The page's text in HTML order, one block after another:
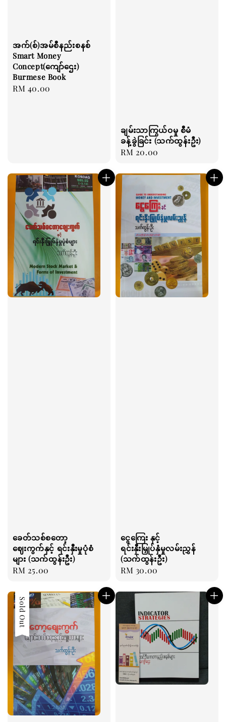
အက်(စ်)အမ်စီနည်းစနစ်
Smart Money
Concept(ကျော်ဌေး)
Burmese Book
Regular
RM 40.00
ချမ်းသာကြွယ်ဝမှု စီမံ
ခန့်ခွဲခြင်း (သက်ထွန်းဦး)
Regular
RM 20.00
ခေတ်သစ်စတော့
ဈေးကွက်နှင့် ရင်းနှီးမှုပုံစံ
များ (သက်ထွန်းဦး)
Regular
RM 25.00
ငွေကြေး နှင့်
ရင်းနှီးမြှုပ်နှံမှုလမ်းညွှန်
(သက်ထွန်းဦး)
Regular
RM 30.00
Sold Out